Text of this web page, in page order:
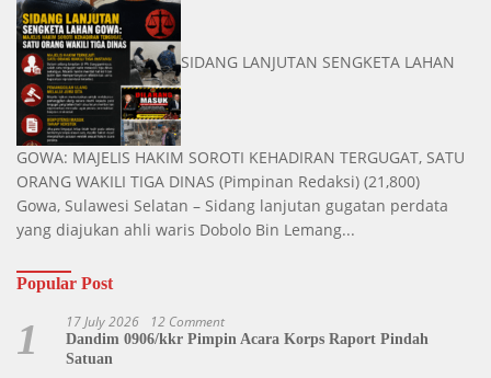
SIDANG LANJUTAN SENGKETA LAHAN
GOWA: MAJELIS HAKIM SOROTI KEHADIRAN TERGUGAT, SATU
ORANG WAKILI TIGA DINAS (Pimpinan Redaksi) (21,800)
Gowa, Sulawesi Selatan – Sidang lanjutan gugatan perdata
yang diajukan ahli waris Dobolo Bin Lemang...
Popular Post
1 17 July 2026 12 Comment
Dandim 0906/kkr Pimpin Acara Korps Raport Pindah
Satuan